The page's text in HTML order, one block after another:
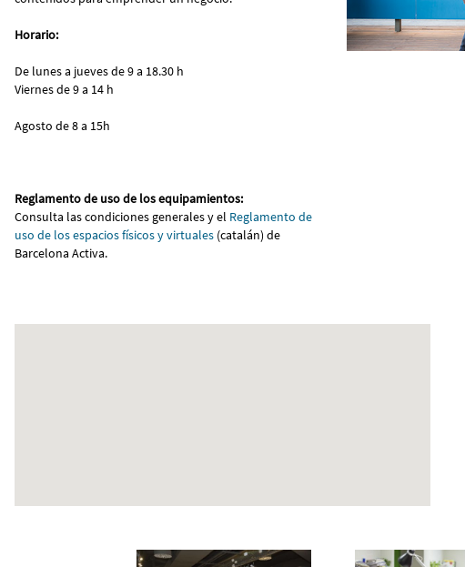
Horario:
De lunes a jueves de 9 a 18.30 h
Viernes de 9 a 14 h
Agosto de 8 a 15h
Reglamento de uso de los equipamientos:
Consulta las condiciones generales y el Reglamento de
uso de los espacios físicos y virtuales (catalán) de
Barcelona Activa.